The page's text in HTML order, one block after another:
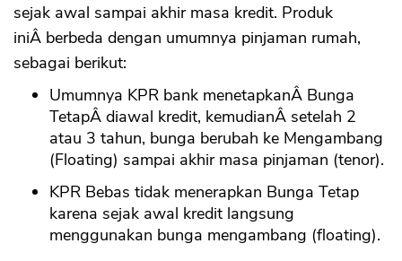
sejak awal sampai akhir masa kredit. Produk
iniÂ berbeda dengan umumnya pinjaman rumah,
sebagai berikut:
Umumnya KPR bank menetapkanÂ Bunga
TetapÂ diawal kredit, kemudianÂ setelah 2
atau 3 tahun, bunga berubah ke Mengambang
(Floating) sampai akhir masa pinjaman (tenor).
KPR Bebas tidak menerapkan Bunga Tetap
karena sejak awal kredit langsung
menggunakan bunga mengambang (floating).